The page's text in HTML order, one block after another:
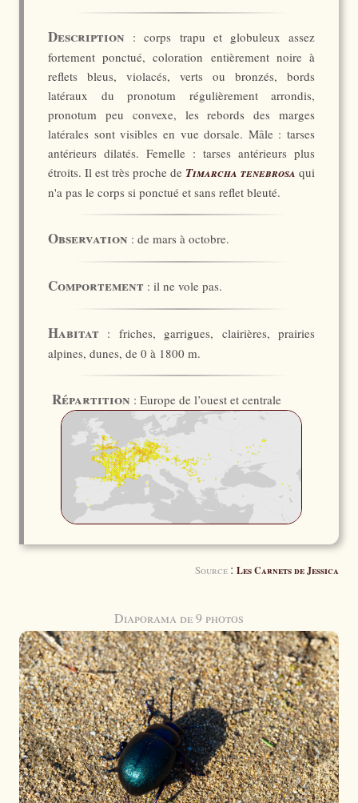
Description : corps trapu et globuleux assez
fortement ponctué, coloration entièrement noire à
reflets bleus, violacés, verts ou bronzés, bords
latéraux du pronotum régulièrement arrondis,
pronotum peu convexe, les rebords des marges
latérales sont visibles en vue dorsale. Mâle : tarses
antérieurs dilatés. Femelle : tarses antérieurs plus
étroits. Il est très proche de Timarcha tenebrosa qui
n'a pas le corps si ponctué et sans reflet bleuté.
Observation : de mars à octobre.
Comportement : il ne vole pas.
Habitat : friches, garrigues, clairières, prairies
alpines, dunes, de 0 à 1800 m.
Répartition : Europe de l’ouest et centrale
Source : Les Carnets de Jessica
Diaporama de 9 photos
❮ ❯